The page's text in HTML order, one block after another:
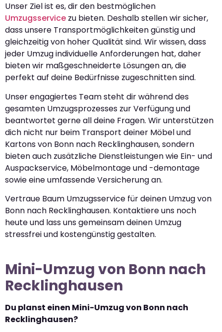
Unser Ziel ist es, dir den bestmöglichen
Umzugsservice zu bieten. Deshalb stellen wir sicher,
dass unsere Transportmöglichkeiten günstig und
gleichzeitig von hoher Qualität sind. Wir wissen, dass
jeder Umzug individuelle Anforderungen hat, daher
bieten wir maßgeschneiderte Lösungen an, die
perfekt auf deine Bedürfnisse zugeschnitten sind.
Unser engagiertes Team steht dir während des
gesamten Umzugsprozesses zur Verfügung und
beantwortet gerne all deine Fragen. Wir unterstützen
dich nicht nur beim Transport deiner Möbel und
Kartons von Bonn nach Recklinghausen, sondern
bieten auch zusätzliche Dienstleistungen wie Ein- und
Auspackservice, Möbelmontage und -demontage
sowie eine umfassende Versicherung an.
Vertraue Baum Umzugsservice für deinen Umzug von
Bonn nach Recklinghausen. Kontaktiere uns noch
heute und lass uns gemeinsam deinen Umzug
stressfrei und kostengünstig gestalten.
Mini-Umzug von Bonn nach
Recklinghausen
Du planst einen Mini-Umzug von Bonn nach
Recklinghausen?